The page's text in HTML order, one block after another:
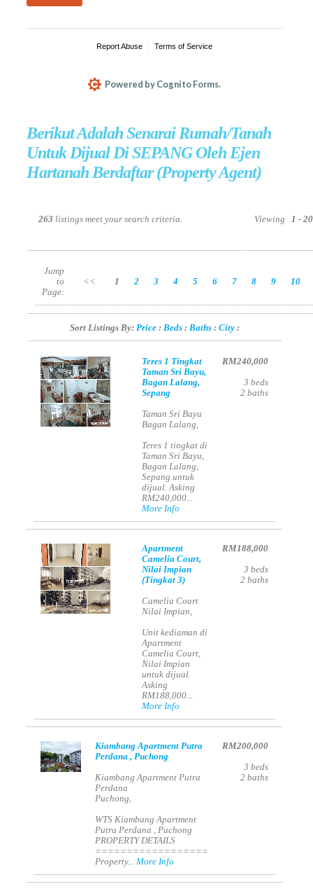
Berikut Adalah Senarai Rumah/Tanah
Untuk Dijual Di SEPANG Oleh Ejen
Hartanah Berdaftar (Property Agent)
263listings meet your search criteria. Viewing 1 -
Jump
to
Page:
<< 1 2 3 4 5 6 7 8 9 10
Sort Listings By: Price : Beds : Baths : City :
Teres 1 Tingkat
Taman Sri Bayu,
Bagan Lalang,
Sepang
Taman Sri Bayu
Bagan Lalang,
Teres 1 tingkat di
Taman Sri Bayu,
Bagan Lalang,
Sepang untuk
dijual. Asking
RM240,000...
More Info
RM240,000
3 beds
2 baths
Apartment
Camelia Court,
Nilai Impian
(Tingkat 3)
Camelia Court
Nilai Impian,
Unit kediaman di
Apartment
Camelia Court,
Nilai Impian
untuk dijual.
Asking
RM188,000...
More Info
RM188,000
3 beds
2 baths
Kiambang Apartment Putra
Perdana , Puchong
Kiambang Apartment Putra
Perdana
Puchong,
WTS Kiambang Apartment
Putra Perdana , Puchong
PROPERTY DETAILS
==================
Property...More Info
RM200,000
3 beds
2 baths